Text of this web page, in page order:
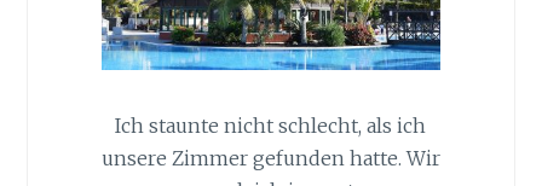
Ich staunte nicht schlecht, als ich
unsere Zimmer gefunden hatte. Wir